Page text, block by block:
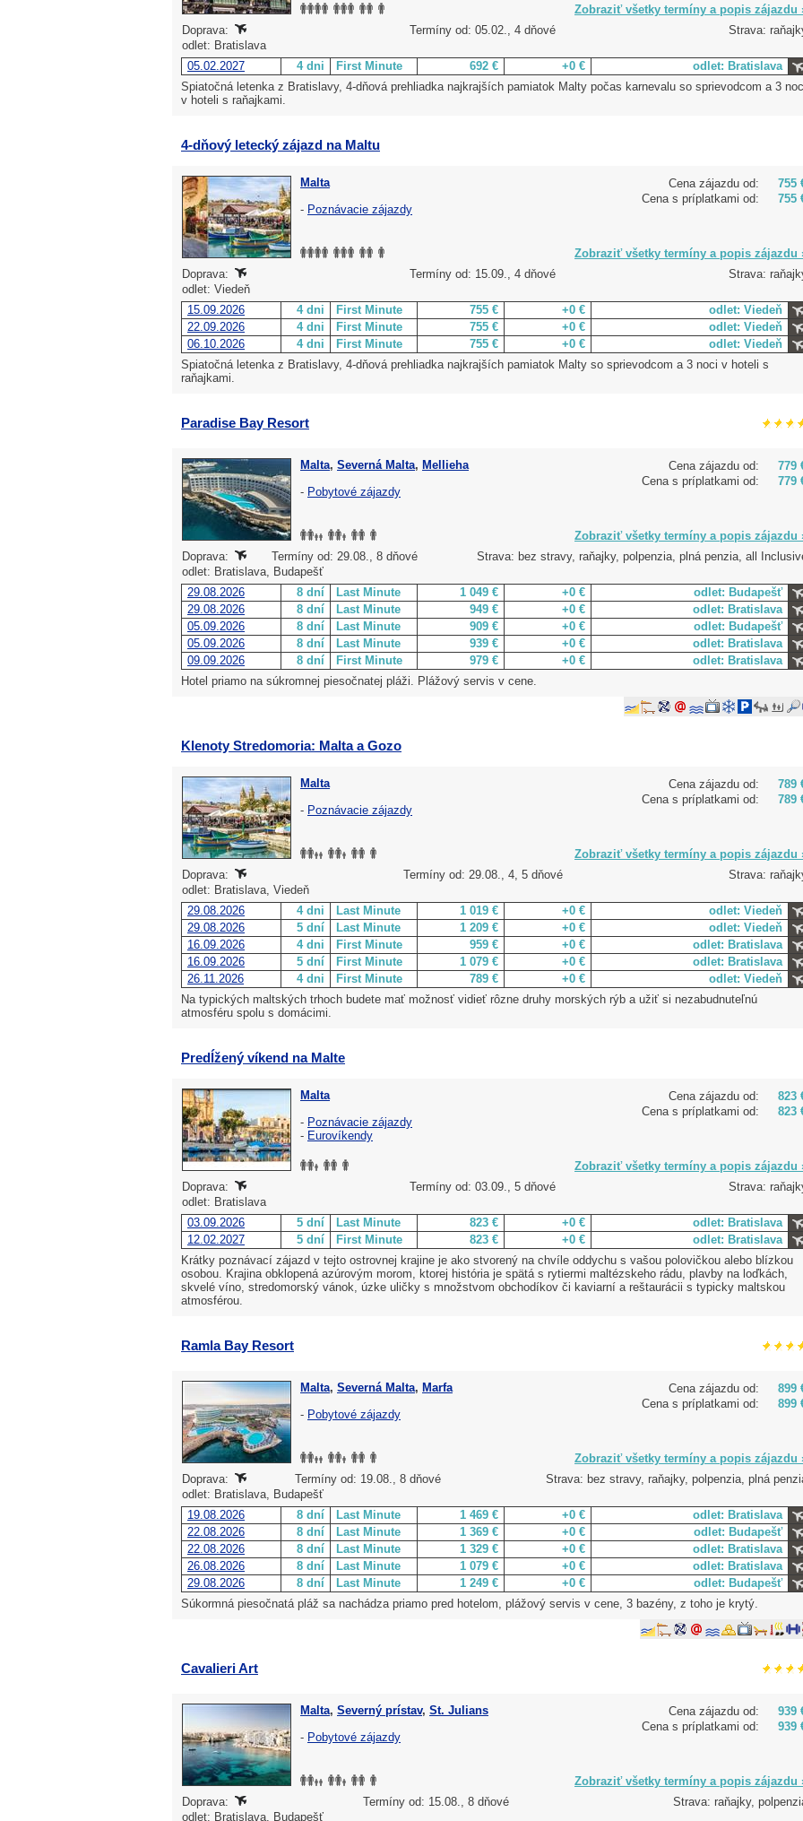
Zobraziť všetky termíny a popis zájazdu
Doprava:
Termíny od: 05.02., 4 dňové
Strava:
odlet: Bratislava
05.02.2027
4 dni First Minute 692 € +0 €
odlet: Bratislava
Spiatočná letenka z Bratislavy, 4-dňová prehliadka najkrajších pamiatok Malty počas karnevalu so sprievodcom a 3
v hoteli s raňajkami.
4-dňový letecký zájazd na Maltu
Cena zájazdu od:
755
Cena s príplatkami od:
755
Malta
- Poznávacie zájazdy
Zobraziť všetky termíny a popis zájazdu
Doprava:
Termíny od: 15.09., 4 dňové
Strava:
odlet: Viedeň
15.09.2026
4 dni First Minute 755 € +0 €
odlet: Viedeň
22.09.2026
4 dni First Minute 755 € +0 €
odlet: Viedeň
06.10.2026
4 dni First Minute 755 € +0 €
odlet: Viedeň
Spiatočná letenka z Bratislavy, 4-dňová prehliadka najkrajších pamiatok Malty so sprievodcom a 3 noci v hoteli s
raňajkami.
Paradise Bay Resort
Cena zájazdu od:
779
Cena s príplatkami od:
779
Malta, Severná Malta, Mellieha
- Pobytové zájazdy
Zobraziť všetky termíny a popis zájazdu
Doprava:
Termíny od: 29.08., 8 dňové
Strava: bez stravy, raňajky, polpenzia, plná penzia, all
odlet: Bratislava, Budapešť
29.08.2026
8 dní Last Minute 1 049 € +0 €
odlet: Budapešť
29.08.2026
8 dní Last Minute 949 € +0 €
odlet: Bratislava
05.09.2026
8 dní Last Minute 909 € +0 €
odlet: Budapešť
05.09.2026
8 dní Last Minute 939 € +0 €
odlet: Bratislava
09.09.2026
8 dní First Minute 979 € +0 €
odlet: Bratislava
Hotel priamo na súkromnej piesočnatej pláži. Plážový servis v cene.
Klenoty Stredomoria: Malta a Gozo
Cena zájazdu od:
789
Cena s príplatkami od:
789
Malta
- Poznávacie zájazdy
Zobraziť všetky termíny a popis zájazdu
Doprava:
Termíny od: 29.08., 4, 5 dňové
Strava:
odlet: Bratislava, Viedeň
29.08.2026
4 dni Last Minute 1 019 € +0 €
odlet: Viedeň
29.08.2026
5 dní Last Minute 1 209 € +0 €
odlet: Viedeň
16.09.2026
4 dni First Minute 959 € +0 €
odlet: Bratislava
16.09.2026
5 dní First Minute 1 079 € +0 €
odlet: Bratislava
26.11.2026
4 dni First Minute 789 € +0 €
odlet: Viedeň
Na typických maltských trhoch budete mať možnosť vidieť rôzne druhy morských rýb a užiť si nezabudnuteľnú
atmosféru spolu s domácimi.
Predĺžený víkend na Malte
Cena zájazdu od:
823
Cena s príplatkami od:
823
Malta
- Poznávacie zájazdy
- Eurovíkendy
Zobraziť všetky termíny a popis zájazdu
Doprava:
Termíny od: 03.09., 5 dňové
Strava:
odlet: Bratislava
03.09.2026
5 dní Last Minute 823 € +0 €
odlet: Bratislava
12.02.2027
5 dní First Minute 823 € +0 €
odlet: Bratislava
Krátky poznávací zájazd v tejto ostrovnej krajine je ako stvorený na chvíle oddychu s vašou polovičkou alebo blízkou
osobou. Krajina obklopená azúrovým morom, ktorej história je spätá s rytiermi maltézskeho rádu, plavby na loďkách,
skvelé víno, stredomorský vánok, úzke uličky s množstvom obchodíkov či kaviarní a reštaurácii s typicky maltskou
atmosférou.
Ramla Bay Resort
Cena zájazdu od:
899
Cena s príplatkami od:
899
Malta, Severná Malta, Marfa
- Pobytové zájazdy
Zobraziť všetky termíny a popis zájazdu
Doprava:
Termíny od: 19.08., 8 dňové
Strava: bez stravy, raňajky, polpenzia, plná
odlet: Bratislava, Budapešť
19.08.2026
8 dní Last Minute 1 469 € +0 €
odlet: Bratislava
22.08.2026
8 dní Last Minute 1 369 € +0 €
odlet: Budapešť
22.08.2026
8 dní Last Minute 1 329 € +0 €
odlet: Bratislava
26.08.2026
8 dní Last Minute 1 079 € +0 €
odlet: Bratislava
29.08.2026
8 dní Last Minute 1 249 € +0 €
odlet: Budapešť
Súkormná piesočnatá pláž sa nachádza priamo pred hotelom, plážový servis v cene, 3 bazény, z toho je krytý.
Cavalieri Art
Cena zájazdu od:
939
Cena s príplatkami od:
939
Malta, Severný prístav, St. Julians
- Pobytové zájazdy
Zobraziť všetky termíny a popis zájazdu
Doprava:
Termíny od: 15.08., 8 dňové
Strava: raňajky,
odlet: Bratislava, Budapešť